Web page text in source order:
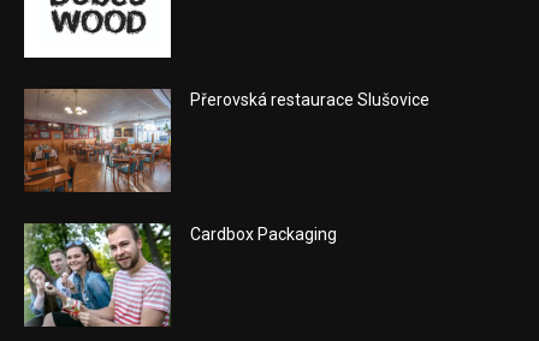
Přerovská restaurace Slušovice
Cardbox Packaging